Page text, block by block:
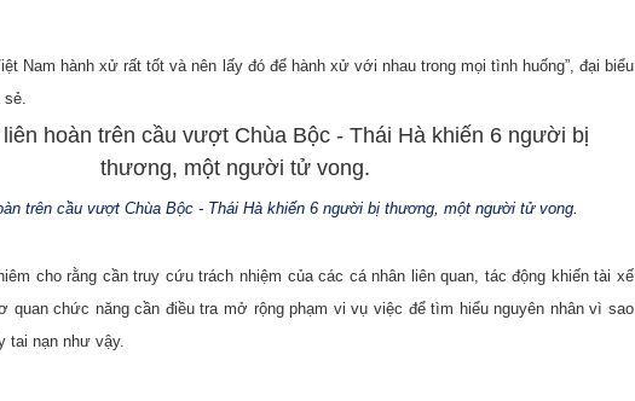
Nam hành xử rất tốt và nên lấy đó để hành xử với nhau trong mọi tình huống”, đại biểu
sẻ.
trên cầu vượt Chùa Bộc - Thái Hà khiến 6 người bị thương, một người tử vong.
cho rằng cần truy cứu trách nhiệm của các cá nhân liên quan, tác động khiến tài xế
quan chức năng cần điều tra mở rộng phạm vi vụ việc để tìm hiểu nguyên nhân vì sao
tai nạn như vậy.